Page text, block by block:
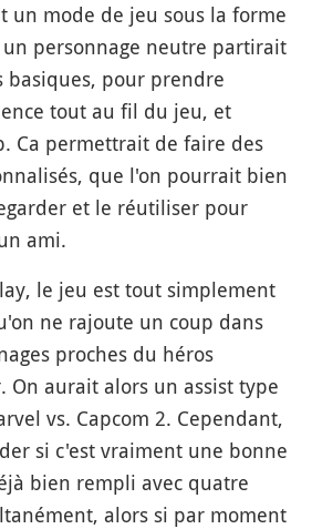
un mode de jeu sous la forme
un personnage neutre partirait
basiques, pour prendre
tout au fil du jeu, et
Ca permettrait de faire des
que l'on pourrait bien
et le réutiliser pour
ami.
le jeu est tout simplement
ne rajoute un coup dans
proches du héros
aurait alors un assist type
vs. Capcom 2. Cependant,
si c'est vraiment une bonne
bien rempli avec quatre
alors si par moment